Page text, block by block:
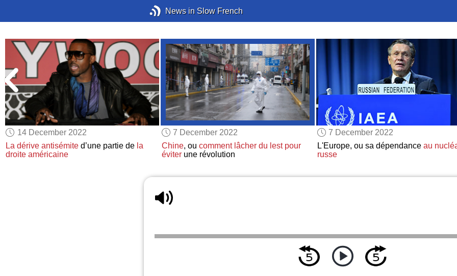
News in Slow French
14 December 2022
La dérive antisémite d’une partie de la
droite américaine
7 December 2022
Chine, ou comment lâcher du lest pour
éviterune révolution
7 December 2022
L'Europe, ou sa dépendance au
russe